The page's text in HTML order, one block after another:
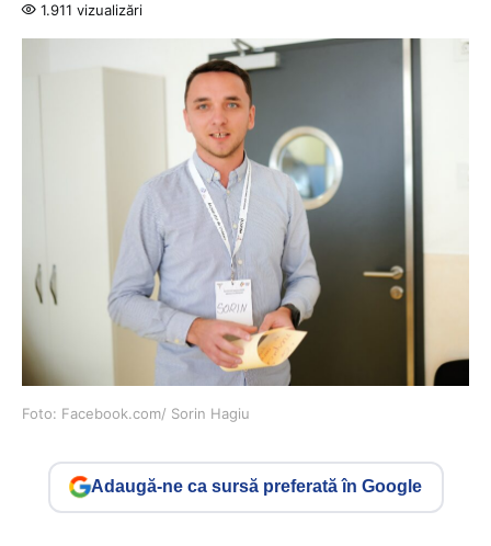
1.911 vizualizări
Foto: Facebook.com/ Sorin Hagiu
Adaugă-ne ca sursă preferată în Google